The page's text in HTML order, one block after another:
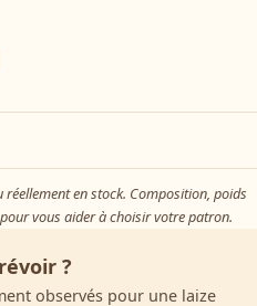
en stock. Composition, poids
vous aider à choisir votre patron.
?
observés pour une laize